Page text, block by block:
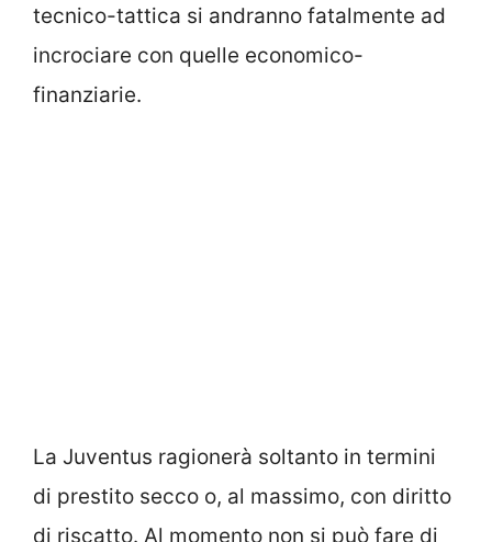
tecnico-tattica si andranno fatalmente ad
incrociare con quelle economico-
finanziarie.
La Juventus ragionerà soltanto in termini
di prestito secco o, al massimo, con diritto
di riscatto. Al momento non si può fare di